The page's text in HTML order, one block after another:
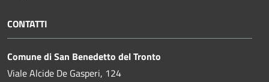
CONTATTI
Comune di San Benedetto del Tronto
Viale Alcide De Gasperi, 124